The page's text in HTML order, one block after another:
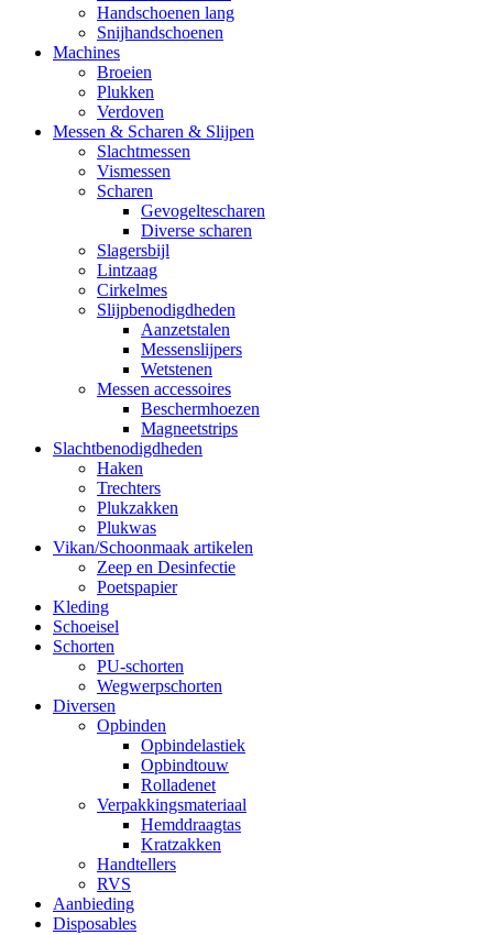
Handschoenen lang
Snijhandschoenen
Machines
Broeien
Plukken
Verdoven
Messen & Scharen & Slijpen
Slachtmessen
Vismessen
Scharen
Gevogeltescharen
Diverse scharen
Slagersbijl
Lintzaag
Cirkelmes
Slijpbenodigdheden
Aanzetstalen
Messenslijpers
Wetstenen
Messen accessoires
Beschermhoezen
Magneetstrips
Slachtbenodigdheden
Haken
Trechters
Plukzakken
Plukwas
Vikan/Schoonmaak artikelen
Zeep en Desinfectie
Poetspapier
Kleding
Schoeisel
Schorten
PU-schorten
Wegwerpschorten
Diversen
Opbinden
Opbindelastiek
Opbindtouw
Rolladenet
Verpakkingsmateriaal
Hemddraagtas
Kratzakken
Handtellers
RVS
Aanbieding
Disposables